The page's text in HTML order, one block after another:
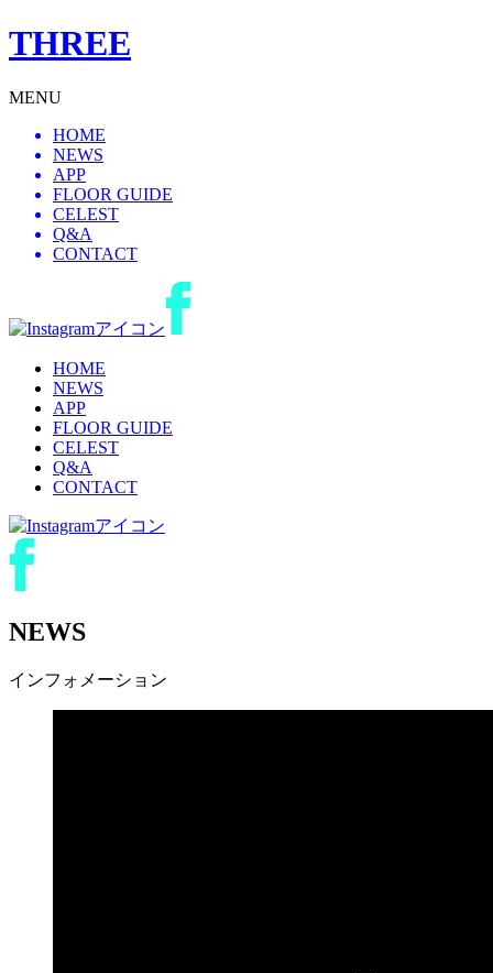
THREE
MENU
HOME
NEWS
APP
FLOOR GUIDE
CELEST
Q&A
CONTACT
HOME
NEWS
APP
FLOOR GUIDE
CELEST
Q&A
CONTACT
NEWS
インフォメーション